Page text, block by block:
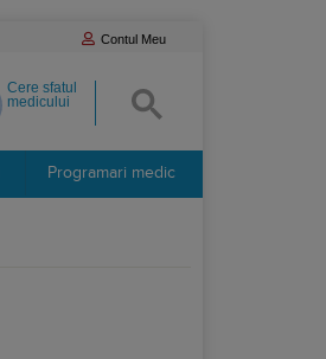
Contul Meu
Cere sfatul
medicului
Programari medic